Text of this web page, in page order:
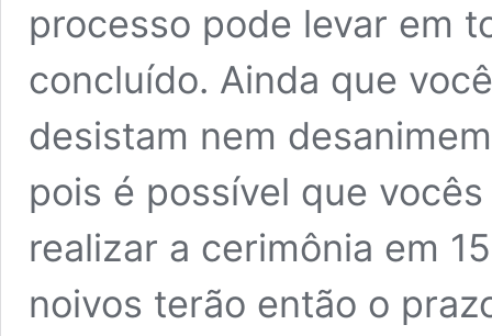
processo pode levar em
concluído. Ainda que
desistam nem
pois é possível que
realizar a cerimônia em
noivos terão então o